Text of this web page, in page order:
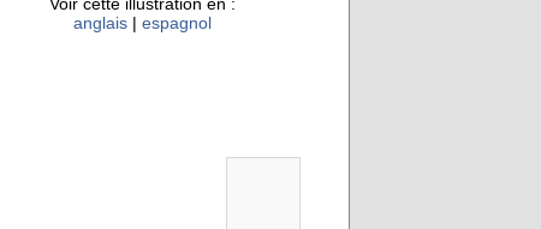
anglais | espagnol